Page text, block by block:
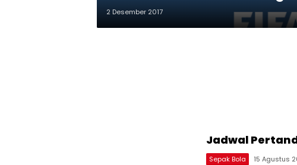
2 Desember 2017
Jadwal
Sepak Bola 15 Agustus